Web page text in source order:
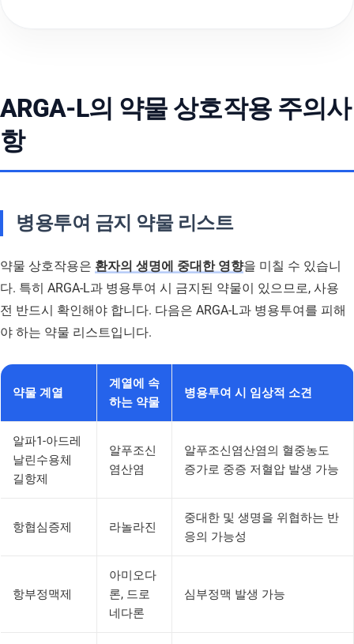
ARGA-L의 약물 상호작용 주의사
항
병용투여 금지 약물 리스트
약물 상호작용은 환자의 생명에 중대한 영향을 미칠 수 있습니
다. 특히 ARGA-L과 병용투여 시 금지된 약물이 있으므로, 사용
전 반드시 확인해야 합니다. 다음은 ARGA-L과 병용투여를 피해
야 하는 약물 리스트입니다.
약물 계열
계열에 속
하는 약물
병용투여 시 임상적 소견
알파1-아드레
날린수용체
길항제
알푸조신
염산염
알푸조신염산염의 혈중농도
증가로 중증 저혈압 발생 가능
항협심증제 라놀라진
중대한 및 생명을 위협하는 반
응의 가능성
항부정맥제
아미오다
론, 드로
네다론
심부정맥 발생 가능